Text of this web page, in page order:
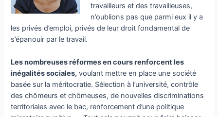
travailleurs et des travailleuses,
n’oublions pas que parmi eux il y a
les privés d’emploi, privés de leur droit fondamental de
s’épanouir par le travail.
Les nombreuses réformes en cours renforcent les
inégalités sociales, voulant mettre en place une société
basée sur la méritocratie. Sélection à l’université, contrôle
des chômeurs et chômeuses, de nouvelles discriminations
territoriales avec le bac, renforcement d’une politique